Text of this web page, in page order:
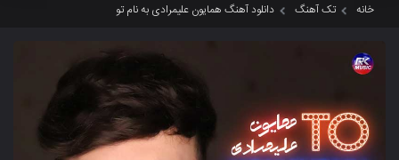
خانه تک آهنگ دانلود آهنگ همایون علیمرادی به نام تو